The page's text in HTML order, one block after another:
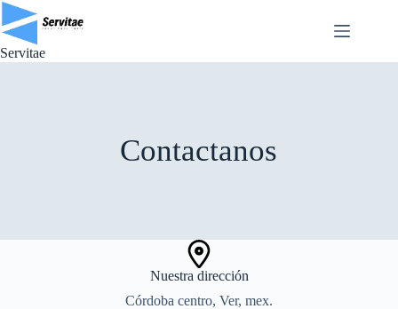
Saltar
al
contenido
Servitae
Contactanos
Nuestra dirección
Córdoba centro, Ver, mex.